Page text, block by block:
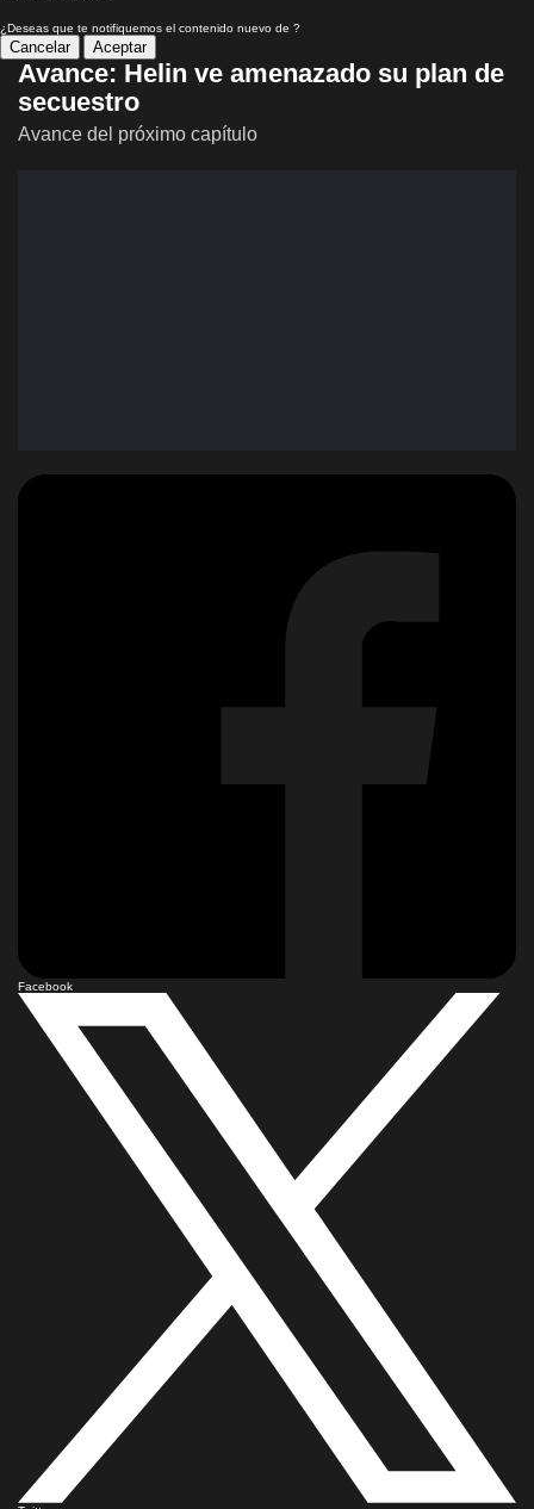
¿Deseas que te notifiquemos el contenido nuevo de ?
Cancelar Aceptar
Avance: Helin ve amenazado su plan de
secuestro
Avance del próximo capítulo
Facebook